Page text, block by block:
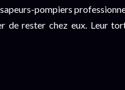
pompiers
de rester chez eux. Leur